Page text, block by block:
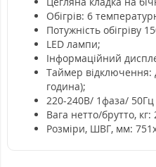
Обігрів: 6
Потужність обігріву
LED лампи;
Інформаційний
Таймер відключення:
година);
220-240В/ 1фаза/ 50Гц
Вага нетто/брутто,
Розміри, ШВГ, мм: